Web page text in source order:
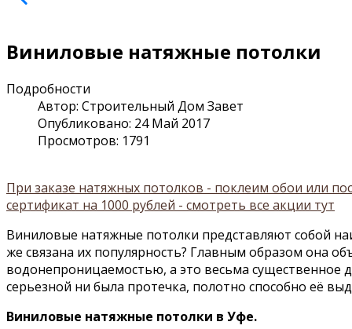
Виниловые натяжные потолки
Подробности
Автор: Строительный Дом Завет
Опубликовано: 24 Май 2017
Просмотров: 1791
При заказе натяжных потолков - поклеим обои или
сертификат на 1000 рублей - смотреть все акции тут
Виниловые натяжные потолки представляют собой
же связана их популярность? Главным образом она
водонепроницаемостью, а это весьма существенное
серьезной ни была протечка, полотно способно её
Виниловые натяжные потолки в Уфе.